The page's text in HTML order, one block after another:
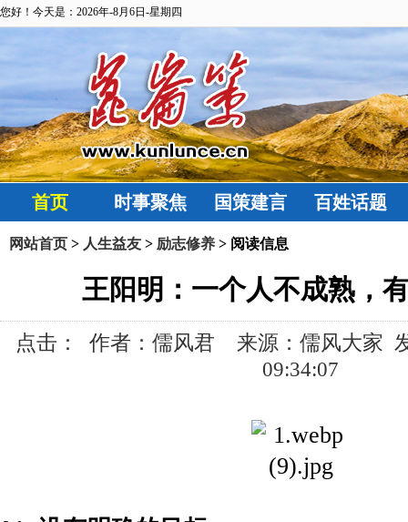
您好！今天是：2026年-8月6日-星期四
首页 时事聚焦 国策建言 百姓话题
网站首页 > 人生益友 > 励志修养 > 阅读信息
王阳明：一个人不成熟，
点击：
作者：儒风君 来源：儒风大家
09:34:07